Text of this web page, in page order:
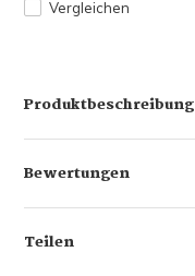
Vergleichen
Produktbeschreibung
Bewertungen
Teilen